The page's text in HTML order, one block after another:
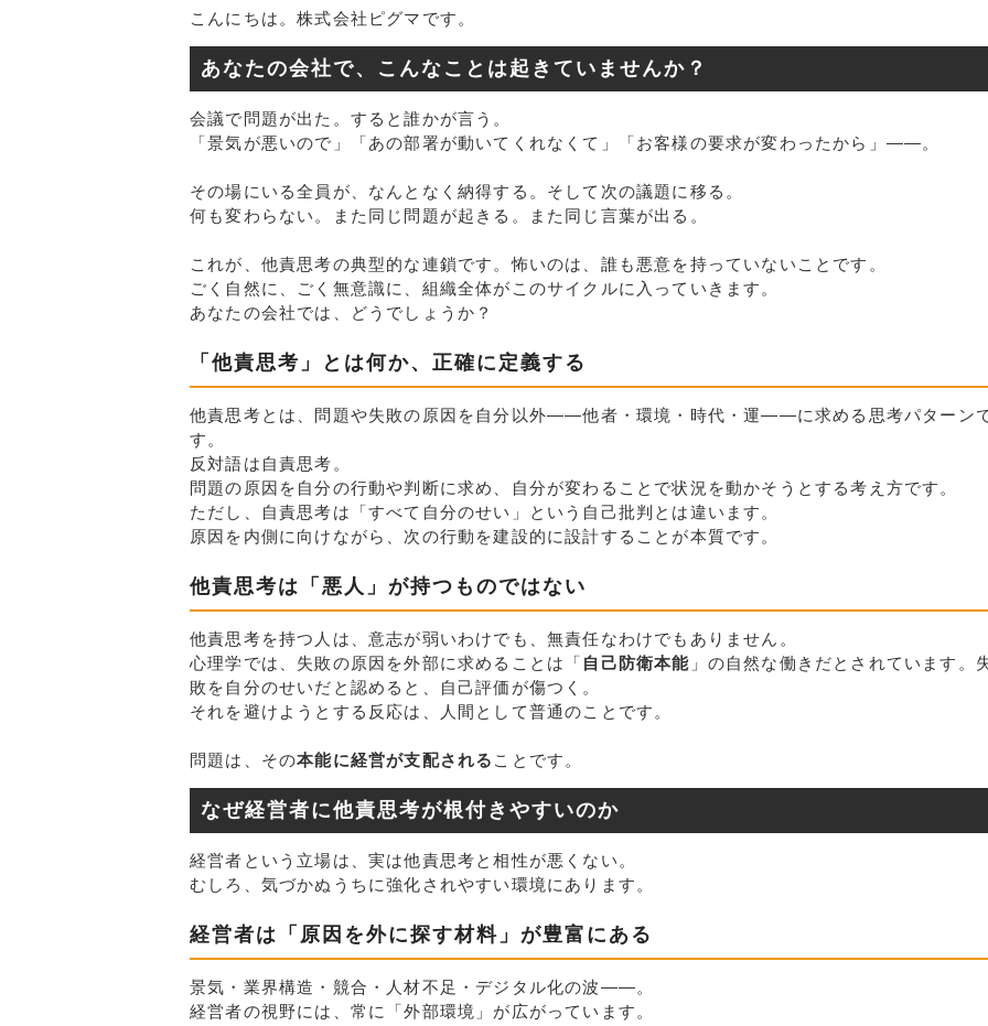
こんにちは。株式会社ピグマです。
あなたの会社で、こんなことは起きていませんか？
会議で問題が出た。すると誰かが言う。
「景気が悪いので」「あの部署が動いてくれなくて」「お客様の要求が変わったから」——。
その場にいる全員が、なんとなく納得する。そして次の議題に移る。
何も変わらない。また同じ問題が起きる。また同じ言葉が出る。
これが、他責思考の典型的な連鎖です。怖いのは、誰も悪意を持っていないことです。
ごく自然に、ごく無意識に、組織全体がこのサイクルに入っていきます。
あなたの会社では、どうでしょうか？
「他責思考」とは何か、正確に定義する
他責思考とは、問題や失敗の原因を自分以外——他者・環境・時代・運——に求める思考パターン
す。
反対語は自責思考。
問題の原因を自分の行動や判断に求め、自分が変わることで状況を動かそうとする考え方です。
ただし、自責思考は「すべて自分のせい」という自己批判とは違います。
原因を内側に向けながら、次の行動を建設的に設計することが本質です。
他責思考は「悪人」が持つものではない
他責思考を持つ人は、意志が弱いわけでも、無責任なわけでもありません。
心理学では、失敗の原因を外部に求めることは「 自己防衛本能 」の自然な働きだとされています。
敗を自分のせいだと認めると、自己評価が傷つく。
それを避けようとする反応は、人間として普通のことです。
問題は、その本能に経営が支配される ことです。
なぜ経営者に他責思考が根付きやすいのか
経営者という立場は、実は他責思考と相性が悪くない。
むしろ、気づかぬうちに強化されやすい環境にあります。
経営者は「原因を外に探す材料」が豊富にある
景気・業界構造・競合・人材不足・デジタル化の波——。
経営者の視野には、常に「外部環境」が広がっています。